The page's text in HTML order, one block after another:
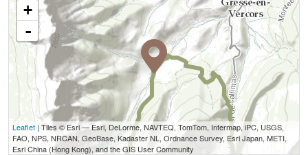
+
-
Leaflet | Tiles © Esri — Esri, DeLorme, NAVTEQ, TomTom, Intermap, iPC, USGS,
FAO, NPS, NRCAN, GeoBase, Kadaster NL, Ordnance Survey, Esri Japan, METI,
Esri China (Hong Kong), and the GIS User Community